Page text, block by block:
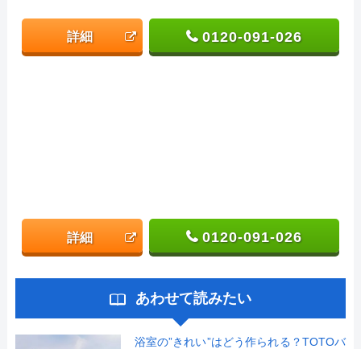
詳細 0120-091-026
詳細 0120-091-026
あわせて読みたい
浴室の”きれい”はどう作られる？TOTOバ